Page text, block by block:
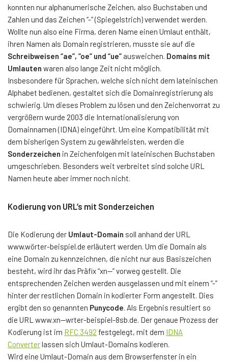
konnten nur alphanumerische Zeichen, also Buchstaben und
Zahlen und das Zeichen “-” (Spiegelstrich) verwendet werden.
Wollte nun also eine Firma, deren Name einen Umlaut enthält,
ihren Namen als Domain registrieren, musste sie auf die
Schreibweisen “ae”, “oe” und “ue” ausweichen. Domains mit
Umlauten waren also lange Zeit nicht möglich.
Insbesondere für Sprachen, welche sich nicht dem lateinischen
Alphabet bedienen, gestaltet sich die Domainregistrierung als
schwierig. Um dieses Problem zu lösen und den Zeichenvorrat zu
vergrößern wurde 2003 die Internationalisierung von
Domainnamen (IDNA) eingeführt. Um eine Kompatibilität mit
dem bisherigen System zu gewährleisten, werden die
Sonderzeichen in Zeichenfolgen mit lateinischen Buchstaben
umgeschrieben. Besonders weit verbreitet sind solche URL
Namen heute aber immer noch nicht.
Kodierung von URL’s mit Sonderzeichen
Die Kodierung der Umlaut-Domain soll anhand der URL
www.wörter-beispiel.de erläutert werden. Um die Domain als
eine Domain zu kennzeichnen, die nicht nur aus Basiszeichen
besteht, wird ihr das Präfix “xn--” vorweg gestellt. Die
entsprechenden Zeichen werden ausgelassen und mit einem “-”
hinter der restlichen Domain in kodierter Form angestellt. Dies
ergibt den so genannten Punycode. Als Ergebnis resultiert so
die URL www.xn--wrter-beispiel-8sb.de. Der genaue Prozess der
Kodierung ist im RFC 3492 festgelegt, mit dem IDNA
Converterlassen sich Umlaut-Domains kodieren.
Wird eine Umlaut-Domain aus dem Browserfenster in ein